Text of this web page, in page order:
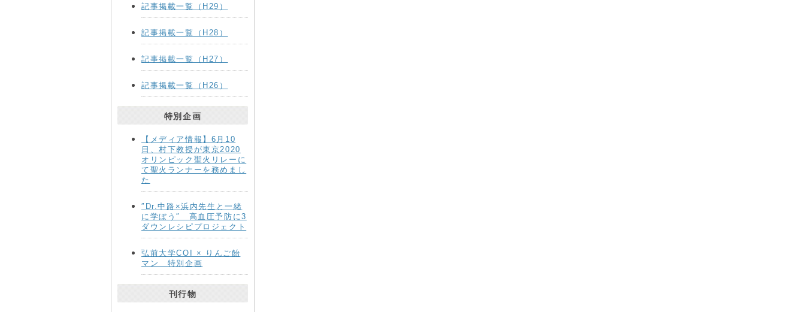
記事掲載一覧（H29）
記事掲載一覧（H28）
記事掲載一覧（H27）
記事掲載一覧（H26）
特別企画
【メディア情報】6月10
日、村下教授が東京2020
オリンピック聖火リレーに
て聖火ランナーを務めまし
た
″Dr.中路×浜内先生と一緒
に学ぼう″ 高血圧予防に3
ダウンレシピプロジェクト
弘前大学COI × りんご飴
マン 特別企画
刊行物